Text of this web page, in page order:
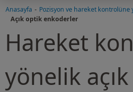
Anasayfa - Pozisyon ve hareket
Açık optik enkoderler
Hareket
yönelik